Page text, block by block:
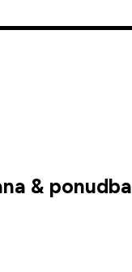
& ponudba